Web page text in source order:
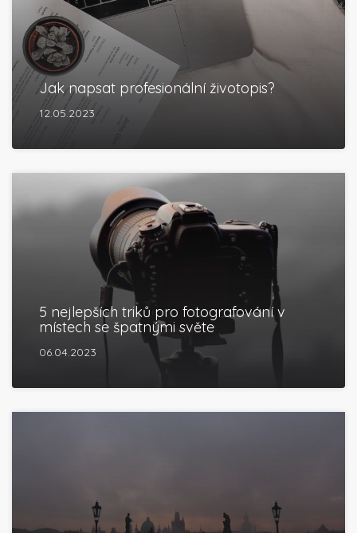
Jak napsat profesionální životopis?
12.05.2023
5 nejlepších triků pro fotografování v
místech se špatnými světe
06.04.2023